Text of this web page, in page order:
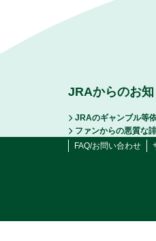
JRAからのお
JRAのギャンブル等
ファンからの悪質な
FAQ/お問い合わせ